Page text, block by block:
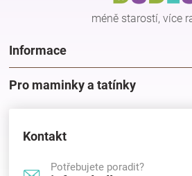
méně starostí, více
Informace
Pro maminky a tatínky
Kontakt
Potřebujete poradit?